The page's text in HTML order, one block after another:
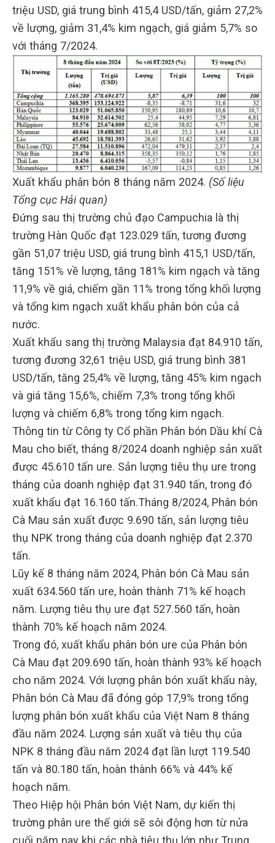
triệu USD, giá trung bình 415,4 USD/tấn, giảm 27,2%
về lượng, giảm 31,4% kim ngạch, giá giảm 5,7% so
với tháng 7/2024.
Xuất khẩu phân bón 8 tháng năm 2024. (Số liệu
Tổng cục Hải quan)
Đứng sau thị trường chủ đạo Campuchia là thị
trường Hàn Quốc đạt 123.029 tấn, tương đương
gần 51,07 triệu USD, giá trung bình 415,1 USD/tấn,
tăng 151% về lượng, tăng 181% kim ngạch và tăng
11,9% về giá, chiếm gần 11% trong tổng khối lượng
và tổng kim ngạch xuất khẩu phân bón của cả
nước.
Xuất khẩu sang thị trường Malaysia đạt 84.910 tấn,
tương đương 32,61 triệu USD, giá trung bình 381
USD/tấn, tăng 25,4% về lượng, tăng 45% kim ngạch
và giá tăng 15,6%, chiếm 7,3% trong tổng khối
lượng và chiếm 6,8% trong tổng kim ngạch.
Thông tin từ Công ty Cổ phần Phân bón Dầu khí Cà
Mau cho biết, tháng 8/2024 doanh nghiệp sản xuất
được 45.610 tấn ure. Sản lượng tiêu thụ ure trong
tháng của doanh nghiệp đạt 31.940 tấn, trong đó
xuất khẩu đạt 16.160 tấn.Tháng 8/2024, Phân bón
Cà Mau sản xuất được 9.690 tấn, sản lượng tiêu
thụ NPK trong tháng của doanh nghiệp đạt 2.370
tấn.
Lũy kế 8 tháng năm 2024, Phân bón Cà Mau sản
xuất 634.560 tấn ure, hoàn thành 71% kế hoạch
năm. Lượng tiêu thụ ure đạt 527.560 tấn, hoàn
thành 70% kế hoạch năm 2024.
Trong đó, xuất khẩu phân bón ure của Phân bón
Cà Mau đạt 209.690 tấn, hoàn thành 93% kế hoạch
cho năm 2024. Với lượng phân bón xuất khẩu này,
Phân bón Cà Mau đã đóng góp 17,9% trong tổng
lượng phân bón xuất khẩu của Việt Nam 8 tháng
đầu năm 2024. Lượng sản xuất và tiêu thụ của
NPK 8 tháng đầu năm 2024 đạt lần lượt 119.540
tấn và 80.180 tấn, hoàn thành 66% và 44% kế
hoạch năm.
Theo Hiệp hội Phân bón Việt Nam, dự kiến thị
trường phân ure thế giới sẽ sôi động hơn từ nửa
cuối năm nay khi các nhà tiêu thụ lớn như Trung